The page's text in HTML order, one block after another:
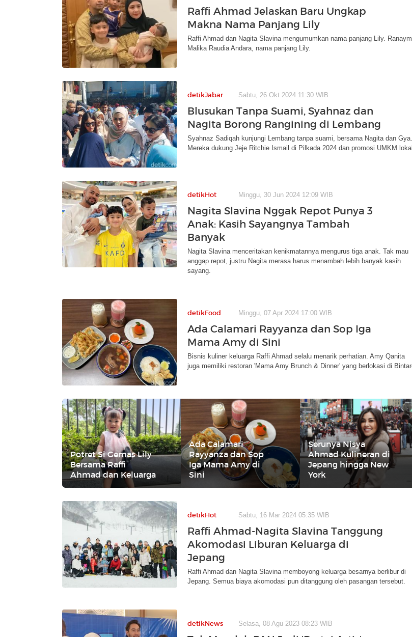
Raffi Ahmad Jelaskan Baru Ungkap
Makna Nama Panjang Lily
Raffi Ahmad dan Nagita Slavina mengumumkan nama panjang Lily.
Malika Raudia Andara, nama panjang Lily.
detikJabar Sabtu, 26 Okt 2024 11:30 WIB
Blusukan Tanpa Suami, Syahnaz dan
Nagita Borong Rangining di Lembang
Syahnaz Sadiqah kunjungi Lembang tanpa suami, bersama Nagita dan Gya.
Mereka dukung Jeje Ritchie Ismail di Pilkada 2024 dan promosi UMKM
detikHot Minggu, 30 Jun 2024 12:09 WIB
Nagita Slavina Nggak Repot Punya 3
Anak: Kasih Sayangnya Tambah
Banyak
Nagita Slavina menceritakan kenikmatannya mengurus tiga anak. Tak mau
anggap repot, justru Nagita merasa harus menambah lebih banyak kasih
sayang.
detikFood Minggu, 07 Apr 2024 17:00 WIB
Ada Calamari Rayyanza dan Sop Iga
Mama Amy di Sini
Bisnis kuliner keluarga Raffi Ahmad selalu menarik perhatian. Amy Qanita
juga memiliki restoran 'Mama Amy Brunch & Dinner' yang berlokasi di
Potret Si Gemas Lily
Bersama Raffi
Ahmad dan Keluarga
Ada Calamari
Rayyanza dan Sop
Iga Mama Amy di
Sini
Serunya Nisya
Ahmad Kulineran di
Jepang hingga New
York
detikHot Sabtu, 16 Mar 2024 05:35 WIB
Raffi Ahmad-Nagita Slavina Tanggung
Akomodasi Liburan Keluarga di
Jepang
Raffi Ahmad dan Nagita Slavina memboyong keluarga besarnya berlibur di
Jepang. Semua biaya akomodasi pun ditanggung oleh pasangan tersebut.
detikNews Selasa, 08 Agu 2023 08:23 WIB